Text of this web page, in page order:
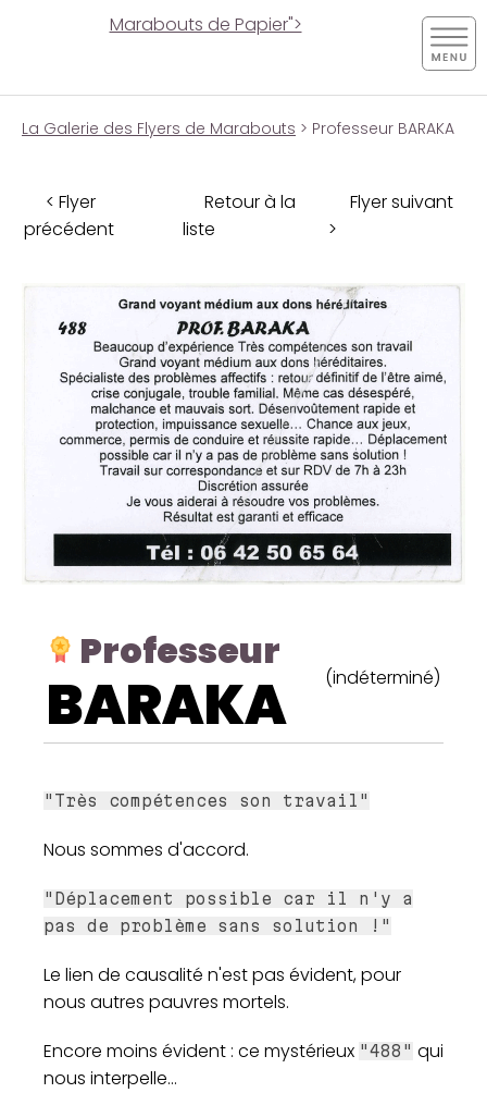
Marabouts de Papier">
La Galerie des Flyers de Marabouts > Professeur BARAKA
< Flyer
précédent
Retour à la
liste
Flyer suivant
>
Professeur
BARAKA (indéterminé)
"Très compétences son travail"
Nous sommes d'accord.
"Déplacement possible car il n'y a
pas de problème sans solution !"
Le lien de causalité n'est pas évident, pour
nous autres pauvres mortels.
Encore moins évident : ce mystérieux "488" qui
nous interpelle...